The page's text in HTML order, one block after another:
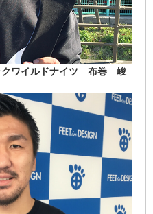
クワイルドナイツ 布巻 峻